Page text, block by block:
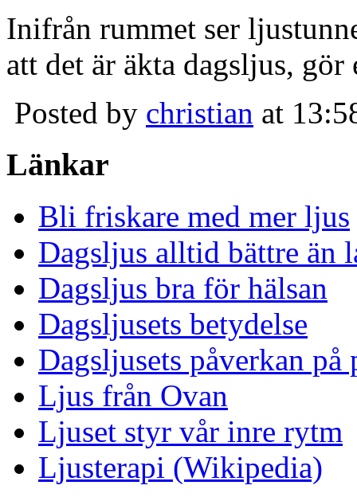
Inifrån rummet ser
att det är äkta dagsljus,
Posted by christian at
Länkar
Bli friskare med mer ljus
Dagsljus alltid bättre än
Dagsljus bra för hälsan
Dagsljusets betydelse
Dagsljusets påverkan på
Ljus från Ovan
Ljuset styr vår inre rytm
Ljusterapi (Wikipedia)